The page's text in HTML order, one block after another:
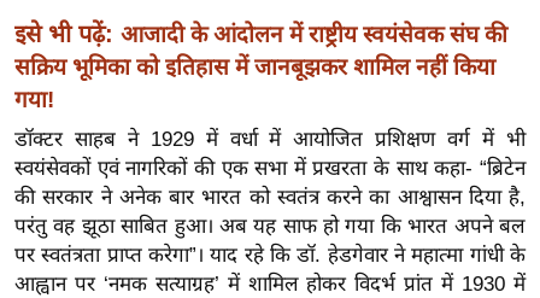
त
ऑ
टो
व
र्ल्ड
न्यू
ज
ब्री
फ
इसे भी पढ़ें: आजादी के आंदोलन में राष्ट्रीय स्वयंसेवक संघ की
सक्रिय भूमिका को इतिहास में जानबूझकर शामिल नहीं किया
गया!
डॉक्टर साहब ने 1929 में वर्धा में आयोजित प्रशिक्षण वर्ग में भी
स्वयंसेवकों एवं नागरिकों की एक सभा में प्रखरता के साथ कहा- “ब्रिटेन
की सरकार ने अनेक बार भारत को स्वतंत्र करने का आश्वासन दिया है,
परंतु वह झूठा साबित हुआ। अब यह साफ हो गया कि भारत अपने बल
पर स्वतंत्रता प्राप्त करेगा”। याद रहे कि डॉ. हेडगेवार ने महात्मा गांधी के
आह्वान पर ‘नमक सत्याग्रह’ में शामिल होकर विदर्भ प्रांत में 1930 में